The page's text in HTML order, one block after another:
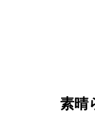
素晴